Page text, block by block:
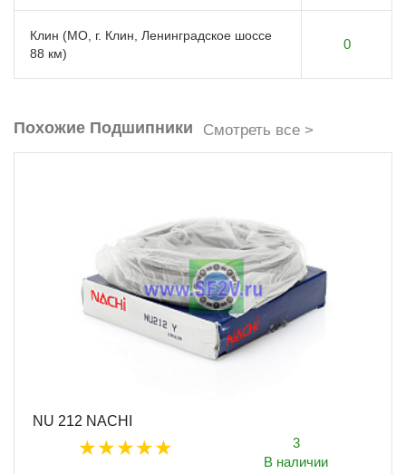
Клин (МО, г. Клин, Ленинградское шоссе
88 км)
0
Похожие Подшипники Смотреть все >
NU 212 NACHI
3
В наличии